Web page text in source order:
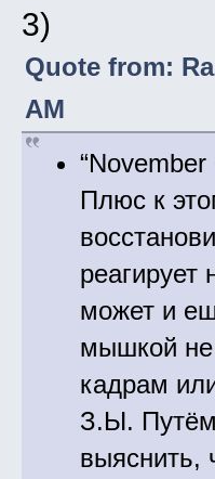
3)
Quote from:
AM
Плюс к
реагирует
может и
мышкой не
кадрам
З.Ы. Путём
выяснить,